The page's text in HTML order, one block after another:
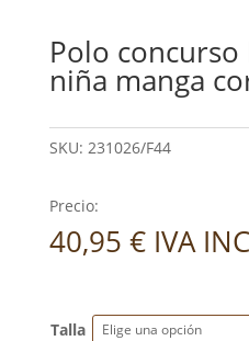
Polo concurso
niña manga
SKU: 231026/F44
Precio:
40,95 € IVA
Talla